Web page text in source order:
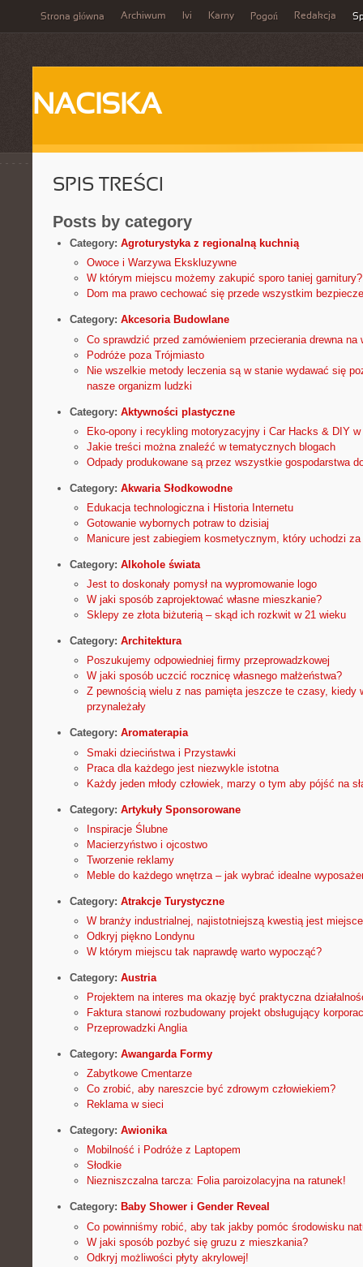
Strona główna Archiwum Ivi Karny Pogoń Redakcja
NACISKA
SPIS TREŚCI
Posts by category
Category: Agroturystyka z regionalną kuchnią
Owoce i Warzywa Ekskluzywne
W którym miejscu możemy zakupić sporo taniej garnitury?
Dom ma prawo cechować się przede wszystkim
Category: Akcesoria Budowlane
Co sprawdzić przed zamówieniem przecierania drewna na
Podróże poza Trójmiasto
Nie wszelkie metody leczenia są w stanie wydawać się
nasze organizm ludzki
Category: Aktywności plastyczne
Eko-opony i recykling motoryzacyjny i Car Hacks & DIY w
Jakie treści można znaleźć w tematycznych blogach
Odpady produkowane są przez wszystkie gospodarstwa
Category: Akwaria Słodkowodne
Edukacja technologiczna i Historia Internetu
Gotowanie wybornych potraw to dzisiaj
Manicure jest zabiegiem kosmetycznym, który uchodzi
Category: Alkohole świata
Jest to doskonały pomysł na wypromowanie logo
W jaki sposób zaprojektować własne mieszkanie?
Sklepy ze złota biżuterią – skąd ich rozkwit w 21 wieku
Category: Architektura
Poszukujemy odpowiedniej firmy przeprowadzkowej
W jaki sposób uczcić rocznicę własnego małżeństwa?
Z pewnością wielu z nas pamięta jeszcze te czasy, kiedy
przynależały
Category: Aromaterapia
Smaki dzieciństwa i Przystawki
Praca dla każdego jest niezwykle istotna
Każdy jeden młody człowiek, marzy o tym aby pójść na
Category: Artykuły Sponsorowane
Inspiracje Ślubne
Macierzyństwo i ojcostwo
Tworzenie reklamy
Meble do każdego wnętrza – jak wybrać idealne
Category: Atrakcje Turystyczne
W branży industrialnej, najistotniejszą kwestią jest miejsce
Odkryj piękno Londynu
W którym miejscu tak naprawdę warto wypocząć?
Category: Austria
Projektem na interes ma okazję być praktyczna
Faktura stanowi rozbudowany projekt obsługujący
Przeprowadzki Anglia
Category: Awangarda Formy
Zabytkowe Cmentarze
Co zrobić, aby nareszcie być zdrowym człowiekiem?
Reklama w sieci
Category: Awionika
Mobilność i Podróże z Laptopem
Słodkie
Niezniszczalna tarcza: Folia paroizolacyjna na ratunek!
Category: Baby Shower i Gender Reveal
Co powinniśmy robić, aby tak jakby pomóc środowisku
W jaki sposób pozbyć się gruzu z mieszkania?
Odkryj możliwości płyty akrylowej!